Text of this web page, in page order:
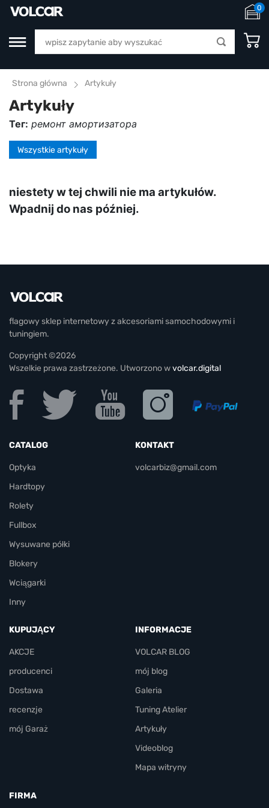
0
Strona główna Artykuły
Artykuły
Тег: ремонт амортизатора
Wszystkie artykuły
niestety w tej chwili nie ma artykułów.
Wpadnij do nas później.
flagowy sklep internetowy z akcesoriami samochodowymi i
tuningiem.
Copyright ©2026
Wszelkie prawa zastrzeżone. Utworzono wvolcar.digital
CATALOG
Optyka
Hardtopy
Rolety
Fullbox
Wysuwane półki
Blokery
Wciągarki
Inny
KONTAKT
volcarbiz@gmail.com
KUPUJĄCY
AKCJE
producenci
Dostawa
recenzje
mój Garaż
INFORMACJE
VOLCAR BLOG
mój blog
Galeria
Tuning Atelier
Artykuły
Videoblog
Mapa witryny
FIRMA